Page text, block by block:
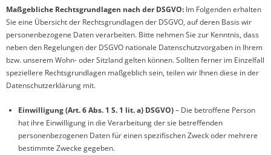
Maßgebliche Rechtsgrundlagen nach der DSGVO: Im Folgenden erhalten
Sie eine Übersicht der Rechtsgrundlagen der DSGVO, auf deren Basis wir
personenbezogene Daten verarbeiten. Bitte nehmen Sie zur Kenntnis, dass
neben den Regelungen der DSGVO nationale Datenschutzvorgaben in Ihrem
bzw. unserem Wohn- oder Sitzland gelten können. Sollten ferner im Einzelfall
speziellere Rechtsgrundlagen maßgeblich sein, teilen wir Ihnen diese in der
Datenschutzerklärung mit.
Einwilligung (Art. 6 Abs. 1 S. 1 lit. a) DSGVO)– Die betroffene Person
hat ihre Einwilligung in die Verarbeitung der sie betreffenden
personenbezogenen Daten für einen spezifischen Zweck oder mehrere
bestimmte Zwecke gegeben.